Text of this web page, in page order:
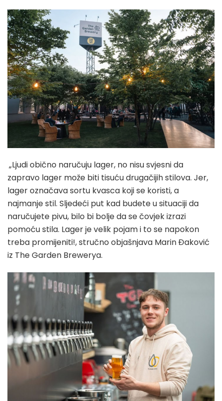
„Ljudi obično naručuju lager, no nisu svjesni da
zapravo lager može biti tisuću drugačijih stilova. Jer,
lager označava sortu kvasca koji se koristi, a
najmanje stil. Sljedeći put kad budete u situaciji da
naručujete pivu, bilo bi bolje da se čovjek izrazi
pomoću stila. Lager je velik pojam i to se napokon
treba promijeniti!, stručno objašnjava Marin Đaković
iz The Garden Brewerya.